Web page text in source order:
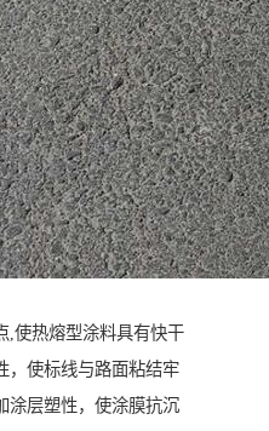
,使热熔型涂料具有快干
，使标线与路面粘结牢
涂层塑性，使涂膜抗沉